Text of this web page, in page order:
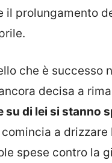
il prolungamento
che è successo
decisa a
su di lei si stanno
a drizzare
spese contro la